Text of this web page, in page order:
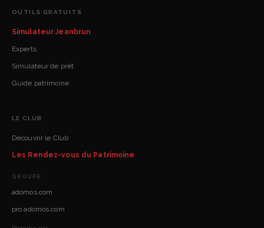
OUTILS GRATUITS
Simulateur Jeanbrun
Experts
Simulateur de prêt
Guide patrimoine
LE CLUB
Découvrir le Club
Les Rendez-vous du Patrimoine
GROUPE
adomos.com
pro.adomos.com